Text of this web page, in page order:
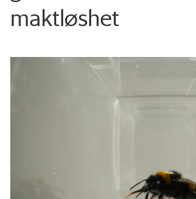
maktløshet